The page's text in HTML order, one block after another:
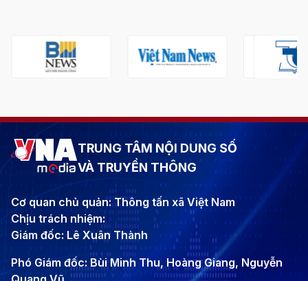
TRUNG TÂM NỘI DUNG SỐ
VÀ TRUYỀN THÔNG
Cơ quan chủ quản: Thông tấn xã Việt Nam
Chịu trách nhiệm:
Giám đốc: Lê Xuân Thành
Phó Giám đốc: Bùi Minh Thu, Hoàng Giang, Nguyễn